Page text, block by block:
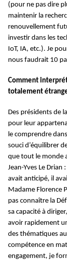
(pour ne pas dire
maintenir la
renouvellement
investir dans les
IoT, IA, etc.). Je
nous faudrait 10
Comment
totalement
Des présidents de
pour leur
le comprendre
souci d’équilibrer
que tout le monde
Jean-Yves Le
avait anticipé, il
Madame Florence
pas connaître la
sa capacité à
avoir rapidement
des thématiques
compétence en
engagement, je